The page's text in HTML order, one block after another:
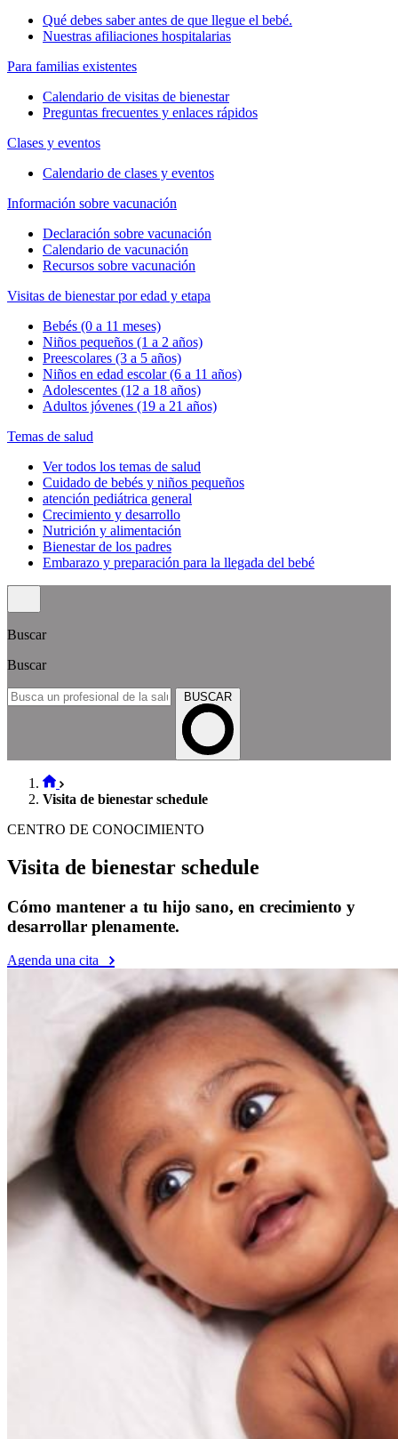
Qué debes saber antes de que llegue el bebé.
Nuestras afiliaciones hospitalarias
Para familias existentes
Calendario de visitas de bienestar
Preguntas frecuentes y enlaces rápidos
Clases y eventos
Calendario de clases y eventos
Información sobre vacunación
Declaración sobre vacunación
Calendario de vacunación
Recursos sobre vacunación
Visitas de bienestar por edad y etapa
Bebés (0 a 11 meses)
Niños pequeños (1 a 2 años)
Preescolares (3 a 5 años)
Niños en edad escolar (6 a 11 años)
Adolescentes (12 a 18 años)
Adultos jóvenes (19 a 21 años)
Temas de salud
Ver todos los temas de salud
Cuidado de bebés y niños pequeños
atención pediátrica general
Crecimiento y desarrollo
Nutrición y alimentación
Bienestar de los padres
Embarazo y preparación para la llegada del bebé
Buscar
Buscar
BUSCAR
Visita de bienestar schedule
CENTRO DE CONOCIMIENTO
Visita de bienestar schedule
Cómo mantener a tu hijo sano, en crecimiento y
desarrollar plenamente.
Agenda una cita